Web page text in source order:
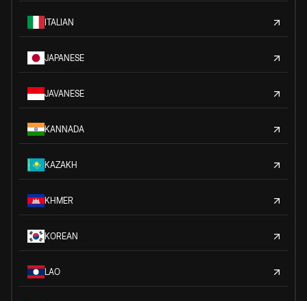
ITALIAN
JAPANESE
JAVANESE
KANNADA
KAZAKH
KHMER
KOREAN
LAO